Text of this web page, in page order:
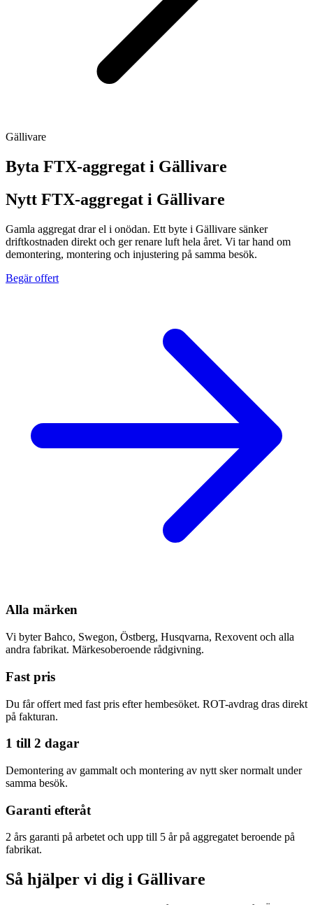
Gällivare
Byta FTX-aggregat i Gällivare
Nytt FTX-aggregat i Gällivare
Gamla aggregat drar el i onödan. Ett byte i Gällivare sänker
driftkostnaden direkt och ger renare luft hela året. Vi tar hand om
demontering, montering och injustering på samma besök.
Begär offert
Alla märken
Vi byter Bahco, Swegon, Östberg, Husqvarna, Rexovent och alla
andra fabrikat. Märkesoberoende rådgivning.
Fast pris
Du får offert med fast pris efter hembesöket. ROT-avdrag dras direkt
på fakturan.
1 till 2 dagar
Demontering av gammalt och montering av nytt sker normalt under
samma besök.
Garanti efteråt
2 års garanti på arbetet och upp till 5 år på aggregatet beroende på
fabrikat.
Så hjälper vi dig i Gällivare